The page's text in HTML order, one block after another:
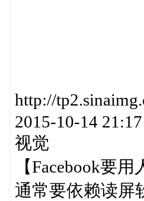
http://
2015-10-14 21:17
视觉
【Facebook要
通常要依赖读屏